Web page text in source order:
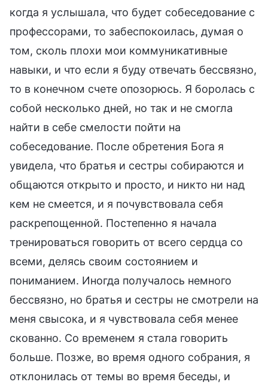
когда я услышала, что будет собеседование с
профессорами, то забеспокоилась, думая о
том, сколь плохи мои коммуникативные
навыки, и что если я буду отвечать бессвязно,
то в конечном счете опозорюсь. Я боролась с
собой несколько дней, но так и не смогла
найти в себе смелости пойти на
собеседование. После обретения Бога я
увидела, что братья и сестры собираются и
общаются открыто и просто, и никто ни над
кем не смеется, и я почувствовала себя
раскрепощенной. Постепенно я начала
тренироваться говорить от всего сердца со
всеми, делясь своим состоянием и
пониманием. Иногда получалось немного
бессвязно, но братья и сестры не смотрели на
меня свысока, и я чувствовала себя менее
скованно. Со временем я стала говорить
больше. Позже, во время одного собрания, я
отклонилась от темы во время беседы, и